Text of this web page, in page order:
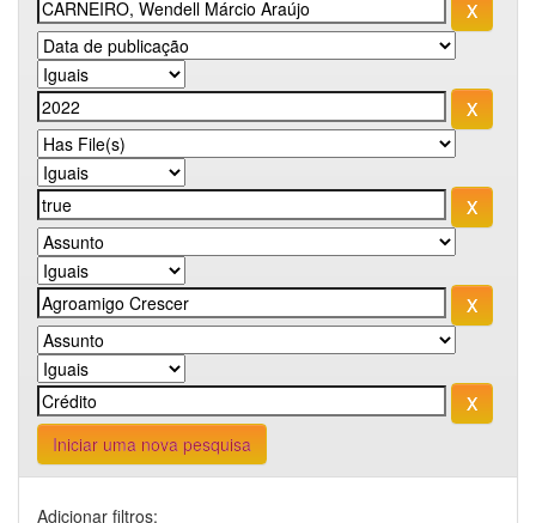
Iniciar uma nova pesquisa
Adicionar filtros: